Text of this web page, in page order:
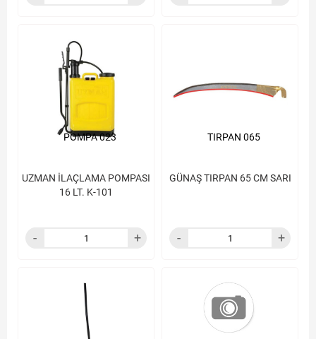
UZMAN İLAÇLAMA POMPASI
16 LT. K-101
POMPA 023
GÜNAŞ TIRPAN 65 CM SARI
TIRPAN 065